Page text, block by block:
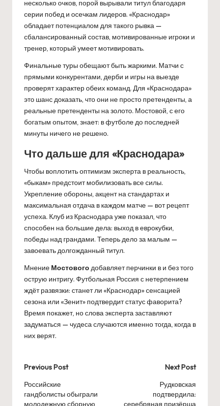
несколько очков, порой вырывали титул благодаря
серии побед и осечкам лидеров. «Краснодар»
обладает потенциалом для такого рывка —
сбалансированный состав, мотивированные игроки и
тренер, который умеет мотивировать.
Финальные туры обещают быть жаркими. Матчи с
прямыми конкурентами, дерби и игры на выезде
проверят характер обеих команд. Для «Краснодара»
это шанс доказать, что они не просто претенденты, а
реальные претенденты на золото. Мостовой, с его
богатым опытом, знает: в футболе до последней
минуты ничего не решено.
Что дальше для «Краснодара»
Чтобы воплотить оптимизм эксперта в реальность,
«быкам» предстоит мобилизовать все силы.
Укрепление обороны, акцент на стандартах и
максимальная отдача в каждом матче — вот рецепт
успеха. Клуб из Краснодара уже показал, что
способен на большие дела: выход в еврокубки,
победы над грандами. Теперь дело за малым —
завоевать долгожданный титул.
Мнение Мостового добавляет перчинки в и без того
острую интригу. Футбольная Россия с нетерпением
ждёт развязки: станет ли «Краснодар» сенсацией
сезона или «Зенит» подтвердит статус фаворита?
Время покажет, но слова эксперта заставляют
задуматься — чудеса случаются именно тогда, когда в
них верят.
Post
navigation
Previous Post
Российские
гандболисты обыграли
молодежную сборную
Next Post
Рудковская
подтвердила:
серебряная призёрша